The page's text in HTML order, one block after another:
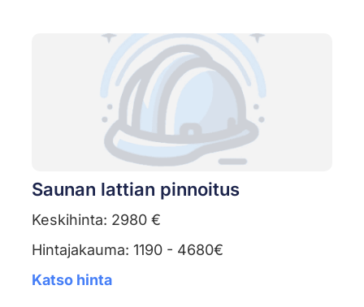
Saunan lattian pinnoitus
Keskihinta: 2980 €
Hintajakauma: 1190 - 4680€
Katso hinta